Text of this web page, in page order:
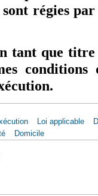
régies
tant que titre
Loi applicable
Domicile